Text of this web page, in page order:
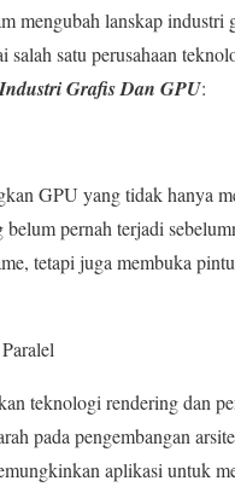
mengubah lanskap industri
salah satu perusahaan
Grafis Dan GPU:
GPU yang tidak hanya
pernah terjadi
tetapi juga membuka
teknologi rendering dan
pada pengembangan
aplikasi untuk